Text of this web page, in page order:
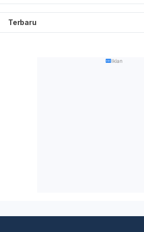
Terbaru
Iklan